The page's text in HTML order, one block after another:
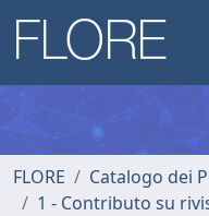
FLORE
Catalogo dei
1 - Contributo su